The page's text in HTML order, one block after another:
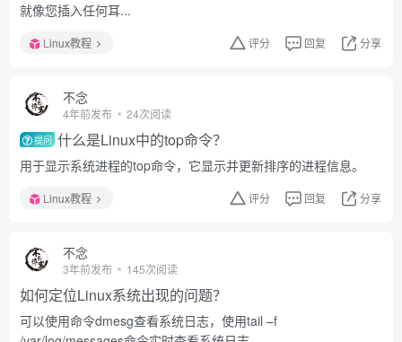
就像您插入任何耳...
Linux教程 评分 回复 分享
不念
4年前发布 24次阅读
提问 什么是Linux中的top命令？
用于显示系统进程的top命令，它显示并更新排序的进程信息。
Linux教程 评分 回复 分享
不念
3年前发布 145次阅读
如何定位Linux系统出现的问题？
可以使用命令dmesg查看系统日志，使用tail –f